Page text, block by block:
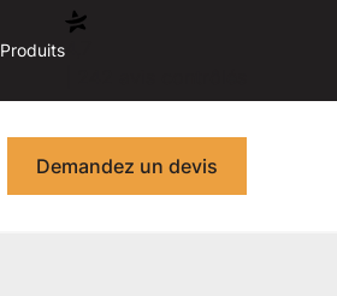
Produits4,7
Demandez un devis